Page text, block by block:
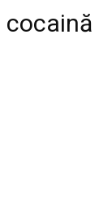
cocaină